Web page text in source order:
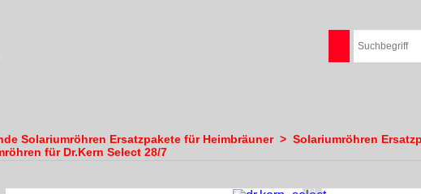
Solariumröhren Ersatzpakete für Heimbräuner> Solariumröhren
für Dr.Kern Select 28/7